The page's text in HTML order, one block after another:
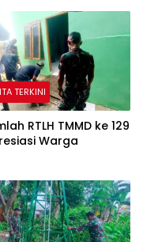
TERKINI
RTLH TMMD ke 129
Warga